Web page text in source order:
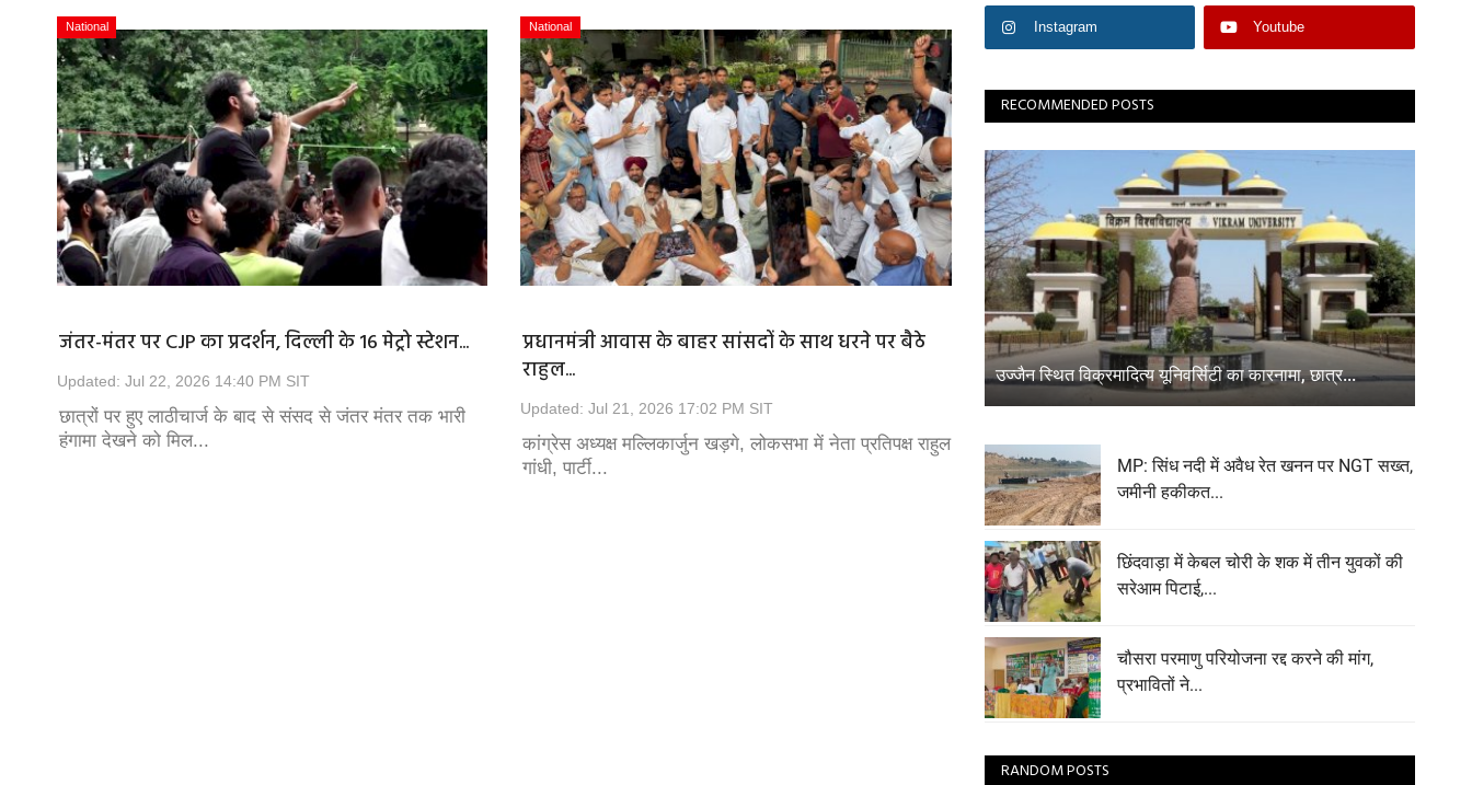
National
जंतर-मंतर पर CJP का प्रदर्शन, दिल्ली के 16 मेट्रो स्टेशन...
Updated: Jul 22, 2026 14:40 PM SIT
छात्रों पर हुए लाठीचार्ज के बाद से संसद से जंतर मंतर तक भारी
हंगामा देखने को मिल...
National
प्रधानमंत्री आवास के बाहर सांसदों के साथ धरने पर बैठे
राहुल...
Updated: Jul 21, 2026 17:02 PM SIT
कांग्रेस अध्यक्ष मल्लिकार्जुन खड़गे, लोकसभा में नेता प्रतिपक्ष राहुल
गांधी, पार्टी...
Instagram Youtube
RECOMMENDED POSTS
उज्जैन स्थित विक्रमादित्य यूनिवर्सिटी का कारनामा, छात्र...
MP: सिंध नदी में अवैध रेत खनन पर NGT सख्त,
जमीनी हकीकत...
छिंदवाड़ा में केबल चोरी के शक में तीन युवकों की
सरेआम पिटाई,...
चौसरा परमाणु परियोजना रद्द करने की मांग,
प्रभावितों ने...
RANDOM POSTS